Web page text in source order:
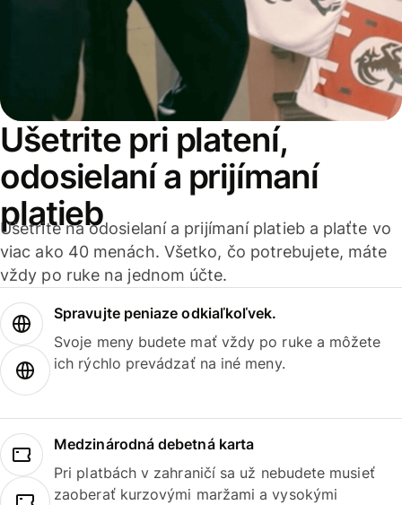
Ušetrite pri platení,
odosielaní a prijímaní
platieb
Ušetrite na odosielaní a prijímaní platieb a plaťte vo
viac ako 40 menách. Všetko, čo potrebujete, máte
vždy po ruke na jednom účte.
Spravujte peniaze odkiaľkoľvek.
Svoje meny budete mať vždy po ruke a môžete
ich rýchlo prevádzať na iné meny.
Medzinárodná debetná karta
Pri platbách v zahraničí sa už nebudete musieť
zaoberať kurzovými maržami a vysokými